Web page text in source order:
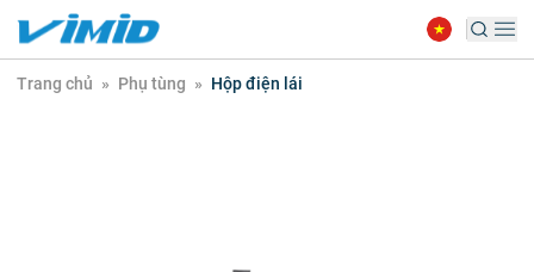
Trang chủ » Phụ tùng » Hộp điện lái